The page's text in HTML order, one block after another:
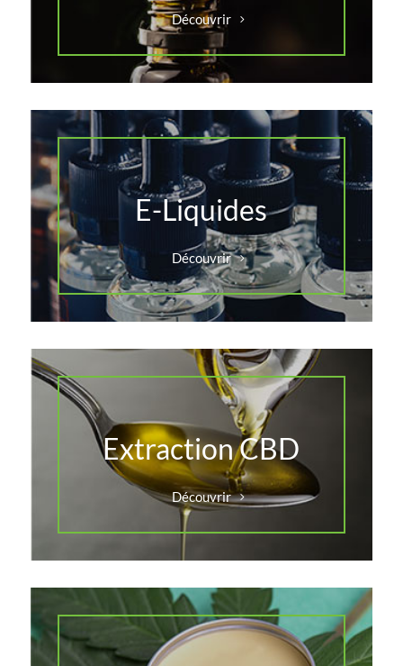
Découvrir
E-Liquides
Découvrir
Extraction CBD
Découvrir